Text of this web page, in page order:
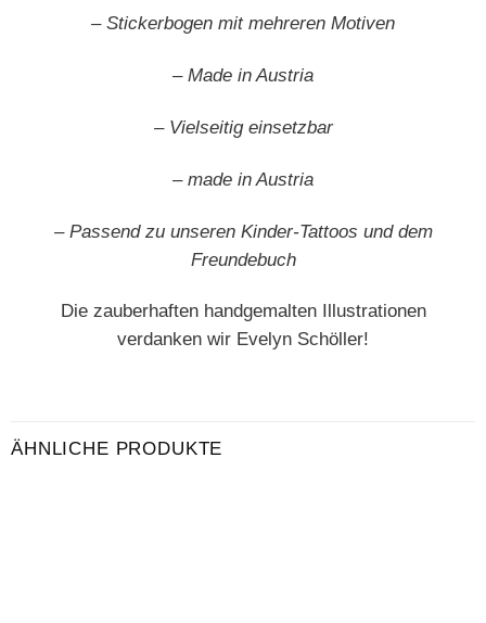
– Stickerbogen mit mehreren Motiven
– Made in Austria
– Vielseitig einsetzbar
– made in Austria
– Passend zu unseren Kinder-Tattoos und dem
Freundebuch
Die zauberhaften handgemalten Illustrationen
verdanken wir Evelyn Schöller!
ÄHNLICHE PRODUKTE